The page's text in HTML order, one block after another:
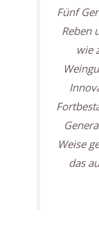
Fünf
Reben
wie
Weise
das